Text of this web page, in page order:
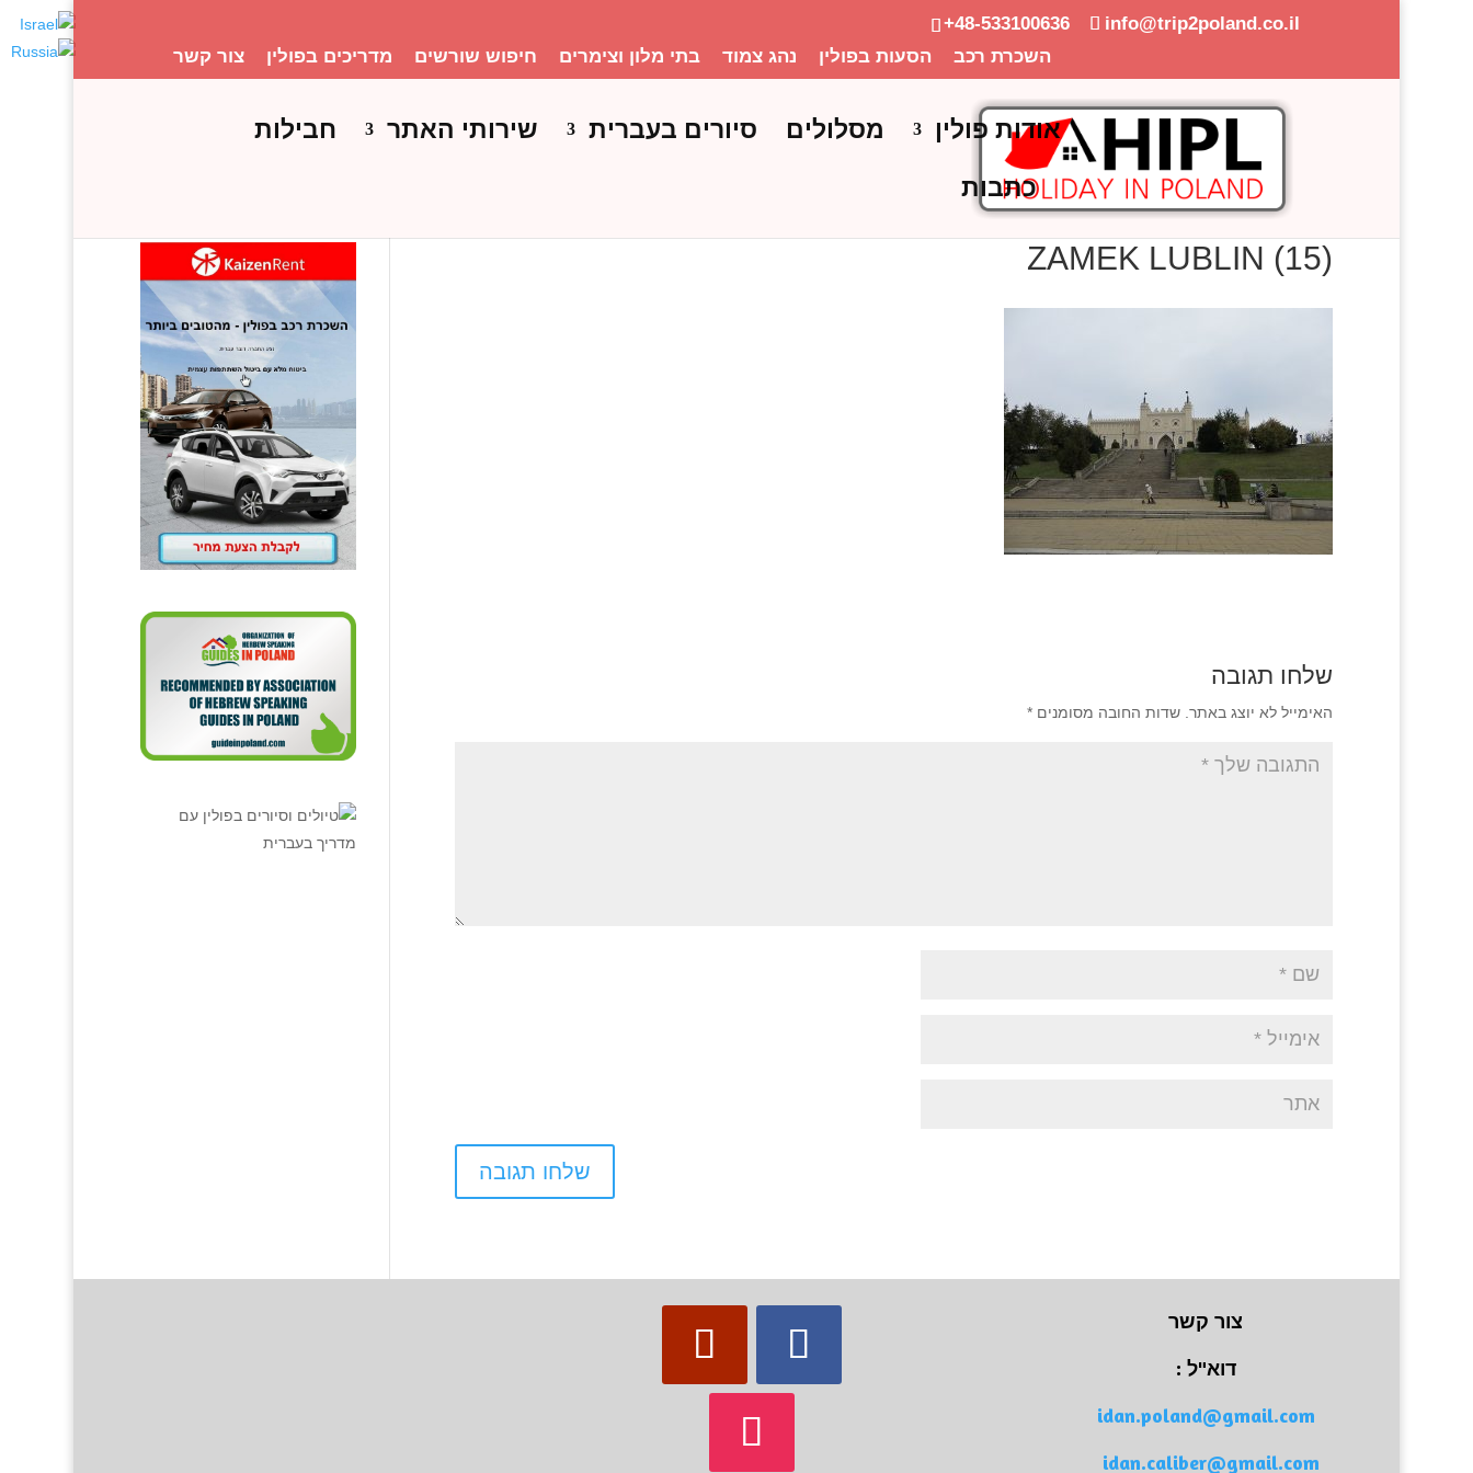
+48-533100636
info@trip2poland.co.il
השכרת רכב
הסעות בפולין נהג צמוד בתי מלון וצימרים חיפוש שורשים מדריכים בפולין צור קשר
אודות פולין מסלולים סיורים בעברית שירותי האתר חבילות
כתבות
ZAMEK LUBLIN (15)
שלחו תגובה
האימייל לא יוצג באתר. שדות החובה מסומנים *
צור קשר
דוא"ל :
idan.poland@gmail.com
idan.caliber@gmail.com